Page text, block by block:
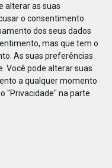
alterar as suas
o consentimento.
dos seus dados
mas que tem o
As suas preferências
Você pode alterar suas
a qualquer momento
"Privacidade" na parte